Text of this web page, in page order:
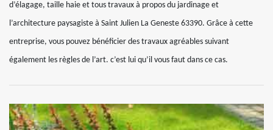
d’élagage, taille haie et tous travaux à propos du jardinage et
l’architecture paysagiste à Saint Julien La Geneste 63390. Grâce à cette
entreprise, vous pouvez bénéficier des travaux agréables suivant
également les règles de l’art. c’est lui qu’il vous faut dans ce cas.